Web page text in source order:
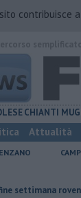
contribuisce
CHIANTI
Attualità
rovente